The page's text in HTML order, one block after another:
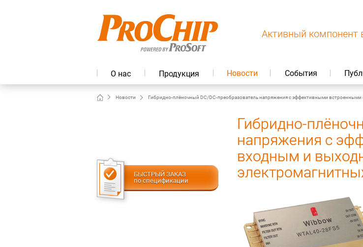
Активный компонент
О нас Продукция Новости События
Новости Гибридно-плёночный DC/DC-преобразователь напряжения с эффективными
БЫСТРЫЙ ЗАКАЗ
по спецификации
Гибридно-
напряжения с
входным и